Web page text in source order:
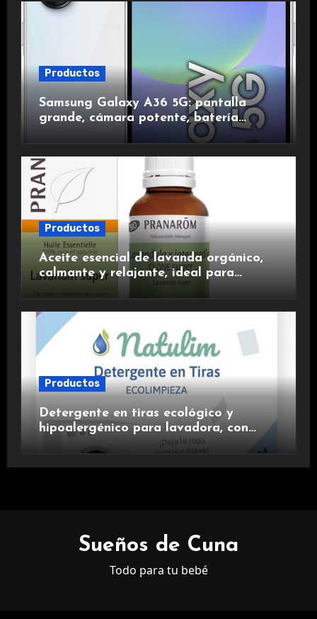
Productos
Samsung Galaxy A36 5G: pantalla
grande, cámara potente, batería
duradera y carga rápida para una
experiencia premium.
Productos
Aceite esencial de lavanda orgánico,
calmante y relajante, ideal para
Productos
Detergente en tiras ecológico y
hipoalergénico para lavadora, con
suavizante incluido y fragancia de
Sueños de Cuna
Todo para tu bebé